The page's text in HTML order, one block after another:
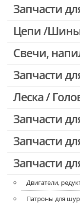
Запчасти для
Запчасти для
Запчасти
Цепи /
Свечи,
Запчасти
Запчасти для
Леска /
Запчасти
Запчасти
Запчасти
Двигатели,
Патроны для